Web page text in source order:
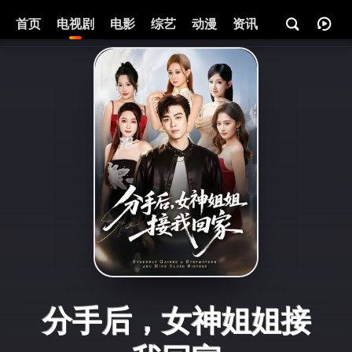
首页 电视剧 电影 综艺 动漫 资讯
分手后，女神姐姐接